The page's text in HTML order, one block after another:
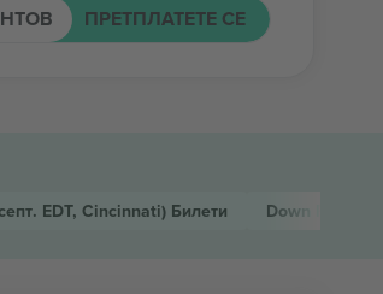
ПРЕТПЛАТЕТЕ СЕ
EDT, Cincinnati) Билети Down Rodeo